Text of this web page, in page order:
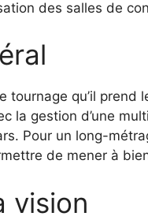
des salles de
tournage qu’il prend
la gestion d’une
Pour un long-
de mener à
vision